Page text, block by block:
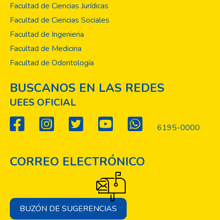
Facultad de Ciencias Jurídicas
Facultad de Ciencias Sociales
Facultad de Ingenieria
Facultad de Medicina
Facultad de Odontología
BUSCANOS EN LAS REDES
UEES OFICIAL
6195-0000
CORREO ELECTRÓNICO
BUZÓN DE SUGERENCIAS